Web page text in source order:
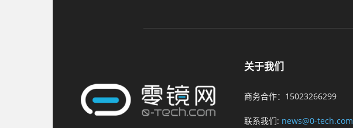
关于我们
商务合作：15023266299
联系我们: news@0-tech.com